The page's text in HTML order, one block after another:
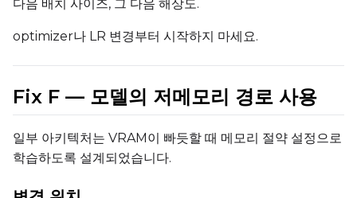
다음 배치 사이즈, 그 다음 해상도.
optimizer나 LR 변경부터 시작하지 마세요.
Fix F — 모델의 저메모리 경로 사용
일부 아키텍처는 VRAM이 빠듯할 때 메모리 절약 설정으로
학습하도록 설계되었습니다.